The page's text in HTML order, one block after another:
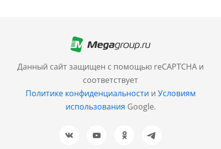
Данный сайт защищен с помощью reCAPTCHA и
соответствует
Политике конфиденциальности и Условиям
использования Google.
+7 (499) 705-30-10
Санкт-Петербург
+7 (812) 600-77-33
Барнаул
+7 (961) 999-93-93
Новосибирск